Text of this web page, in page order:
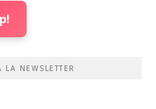
NEWSLETTER